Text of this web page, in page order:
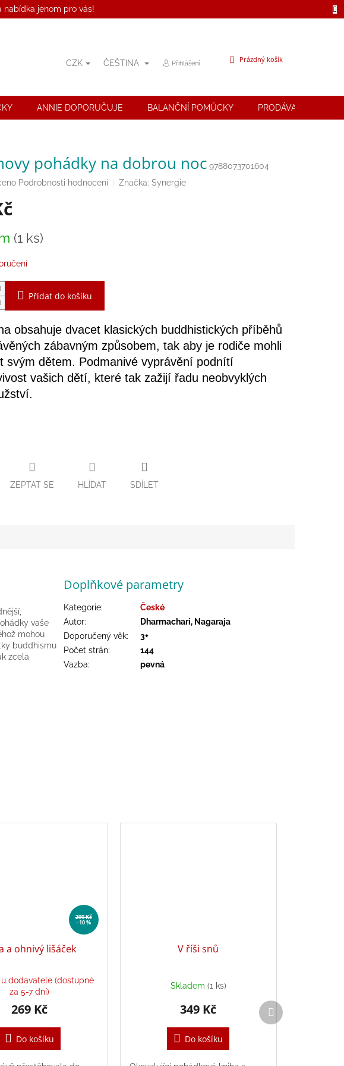
jenom pro vás!
CZK ČEŠTINA Přihlášení
NÁKUPNÍ
Prázdný košík
ANNIE DOPORUČUJE BALANČNÍ POMŮCKY PRODÁVANÉ ZNAČKY
pohádky na dobrou noc 9788073701604
Podrobnosti hodnocení Značka: Synergie
(1 ks)
Přidat do košíku
obsahuje dvacet klasických buddhistických příběhů
zábavným způsobem, tak aby je rodiče mohli
svým dětem. Podmanivé vyprávění podnítí
vašich dětí, které tak zažijí řadu neobvyklých
ZEPTAT SE HLÍDAT SDÍLET
299 Kč
–10 %
a ohnivý lišáček
dodavatele (dostupné
za 5-7 dní)
269 Kč
Do košíku
V říši snů
Skladem (1 ks)
349 Kč
Do košíku
Další
produkt
vaše
mohou
buddhismu
zcela
Doplňkové parametry
Kategorie:
České
Autor:
Dharmachari, Nagaraja
Doporučený věk:
3+
Počet strán:
144
Vazba: pevná